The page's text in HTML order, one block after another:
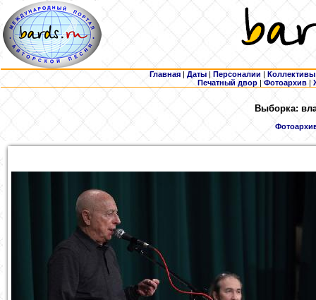
Главная | Даты | Персоналии | Коллективы
Печатный двор |Фотоархив |
Выборка: